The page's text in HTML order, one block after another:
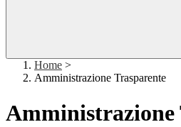
Home >
Amministrazione Trasparente
Amministrazione